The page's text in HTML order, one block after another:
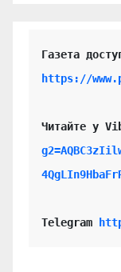
https://
Читайте у
Telegram